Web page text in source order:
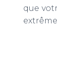
que